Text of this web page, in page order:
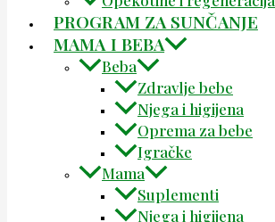
PROGRAM ZA SUNČANJE
MAMA I BEBA
Beba
Zdravlje bebe
Njega i higijena
Oprema za bebe
Igračke
Mama
Suplementi
Njega i higijena